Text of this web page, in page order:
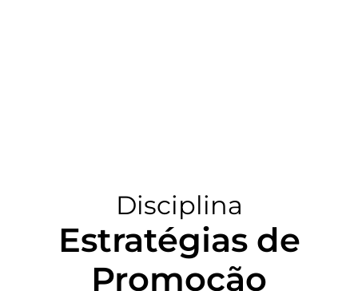
Disciplina
Estratégias de
Promoção